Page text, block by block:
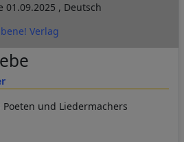
01.09.2025 , Deutsch
bene! Verlag
und Liedermachers